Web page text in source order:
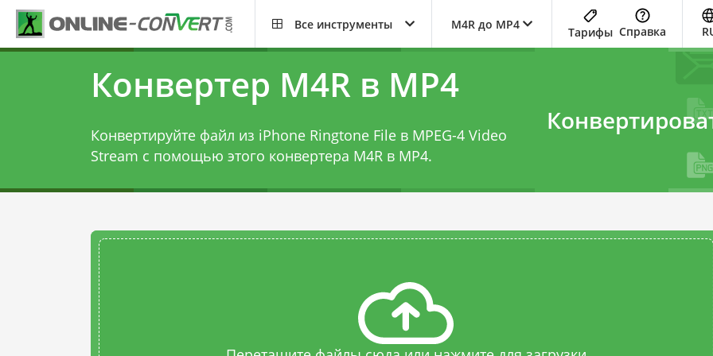
Все инструменты M4R до MP4
Тарифы Справка
Конвертер M4R в MP4
Конвертируйте файл из iPhone Ringtone File в MPEG-4 Video
Stream с помощью этого конвертера M4R в MP4.